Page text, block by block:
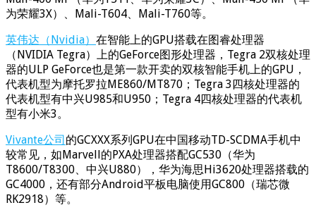
为荣耀3X）、Mali-T604、Mali-T760等。
英伟达（Nvidia） 在智能上的GPU搭载在图睿处理器
（NVIDIA Tegra）上的GeForce图形处理器，Tegra 2双核处理
器的ULP GeForce也是第一款开卖的双核智能手机上的GPU，
代表机型为摩托罗拉ME860/MT870；Tegra 3四核处理器的
代表机型有中兴U985和U950；Tegra 4四核处理器的代表机
型有小米3。
Vivante公司的GCXXX系列GPU在中国移动TD-SCDMA手机中
较常见，如Marvell的PXA处理器搭配GC530（华为
T8600/T8300、中兴U880），华为海思Hi3620处理器搭载的
GC4000，还有部分Android平板电脑使用GC800（瑞芯微
RK2918）等。